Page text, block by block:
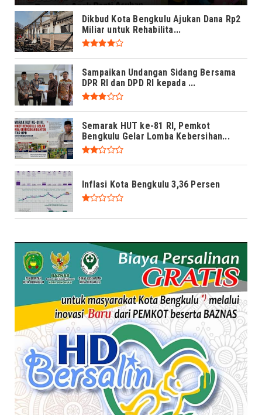
Dikbud Kota Bengkulu Ajukan Dana Rp2
Miliar untuk Rehabilita...
Sampaikan Undangan Sidang Bersama
DPR RI dan DPD RI kepada ...
Semarak HUT ke-81 RI, Pemkot
Bengkulu Gelar Lomba Kebersihan...
Inflasi Kota Bengkulu 3,36 Persen